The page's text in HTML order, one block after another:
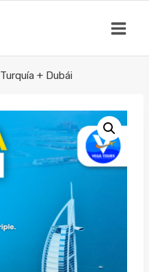
Turquía + Dubái